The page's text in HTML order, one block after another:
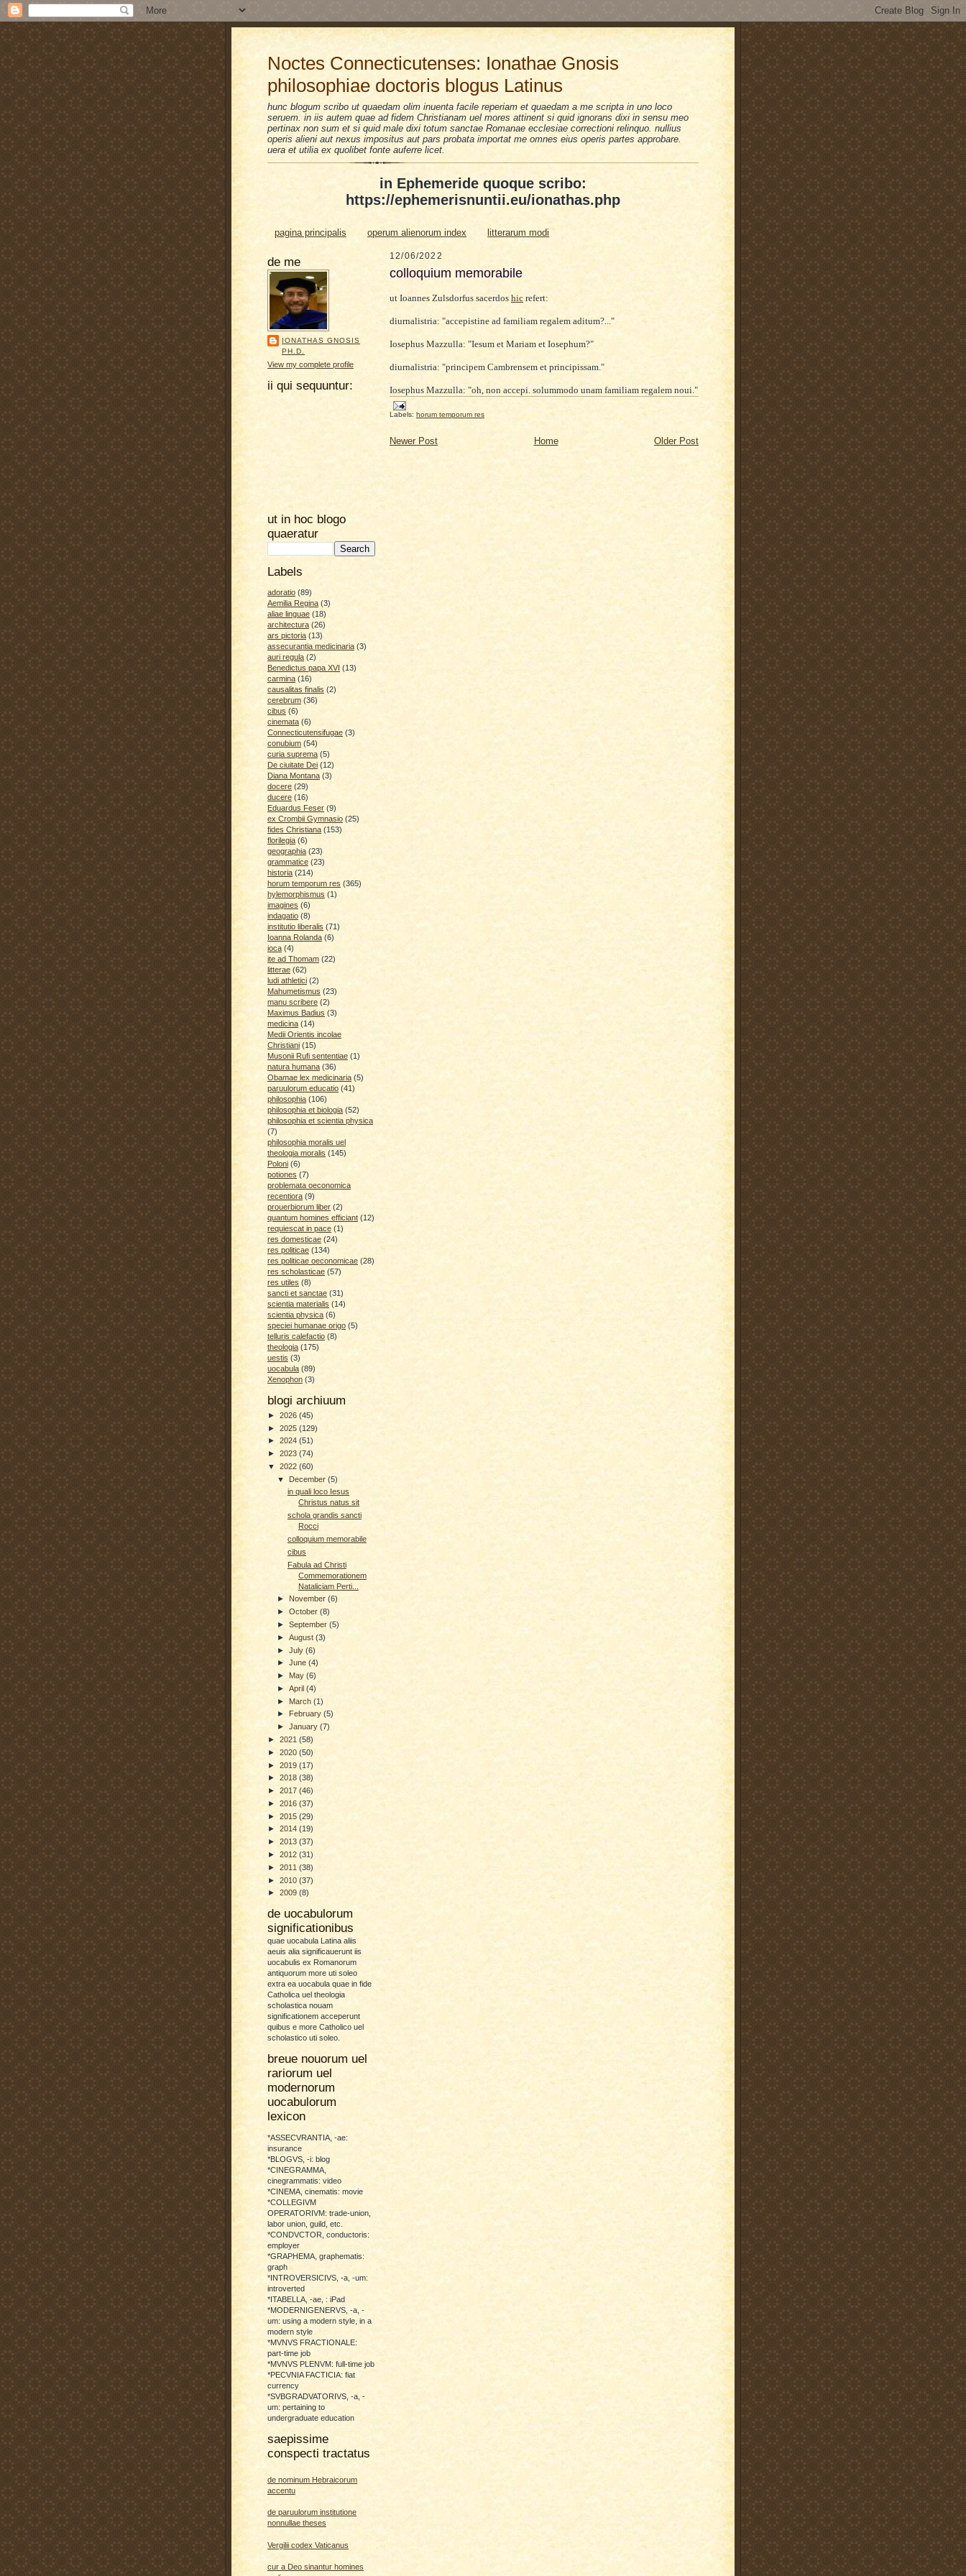
Noctes Connecticutenses: Ionathae Gnosis
philosophiae doctoris blogus Latinus
hunc blogum scribo ut quaedam olim inuenta facile reperiam et quaedam a me scripta in uno loco
seruem. in iis autem quae ad fidem Christianam uel mores attinent si quid ignorans dixi in sensu meo
pertinax non sum et si quid male dixi totum sanctae Romanae ecclesiae correctioni relinquo. nullius
operis alieni aut nexus impositus aut pars probata importat me omnes eius operis partes approbare.
uera et utilia ex quolibet fonte auferre licet.
in Ephemeride quoque scribo:
https://ephemerisnuntii.eu/ionathas.php
pagina principalis operum alienorum index litterarum modi
de me
IONATHAS GNOSIS
PH.D.
View my complete profile
ii qui sequuntur:
ut in hoc blogo
quaeratur
Labels
adoratio (89)
Aemilia Regina (3)
aliae linguae (18)
architectura (26)
ars pictoria (13)
assecurantia medicinaria (3)
auri regula (2)
Benedictus papa XVI (13)
carmina (16)
causalitas finalis (2)
cerebrum (36)
cibus (6)
cinemata (6)
Connecticutensifugae (3)
conubium (54)
curia suprema (5)
De ciuitate Dei (12)
Diana Montana (3)
docere (29)
ducere (16)
Eduardus Feser (9)
ex Crombii Gymnasio (25)
fides Christiana (153)
florilegia (6)
geographia (23)
grammatice (23)
historia (214)
horum temporum res (365)
hylemorphismus (1)
imagines (6)
indagatio (8)
institutio liberalis (71)
Ioanna Rolanda (6)
ioca (4)
ite ad Thomam (22)
litterae (62)
ludi athletici (2)
Mahumetismus (23)
manu scribere (2)
Maximus Badius (3)
medicina (14)
Medii Orientis incolae
Christiani (15)
Musonii Rufi sententiae (1)
natura humana (36)
Obamae lex medicinaria (5)
paruulorum educatio (41)
philosophia (106)
philosophia et biologia (52)
philosophia et scientia physica
(7)
philosophia moralis uel
theologia moralis (145)
Poloni (6)
potiones (7)
problemata oeconomica
recentiora (9)
prouerbiorum liber (2)
quantum homines efficiant (12)
requiescat in pace (1)
res domesticae (24)
res politicae (134)
res politicae oeconomicae (28)
res scholasticae (57)
res utiles (8)
sancti et sanctae (31)
scientia materialis (14)
scientia physica (6)
speciei humanae origo (5)
telluris calefactio (8)
theologia (175)
uestis (3)
uocabula (89)
Xenophon (3)
blogi archiuum
► 2026 (45)
► 2025 (129)
► 2024 (51)
► 2023 (74)
▼ 2022 (60)
▼ December(5)
in quali loco Iesus
Christus natus sit
schola grandis sancti
Rocci
colloquium memorabile
cibus
Fabula ad Christi
Commemorationem
Nataliciam Perti...
► November(6)
►October(8)
►September(5)
►August(3)
►July(6)
►June(4)
► May(6)
►April(4)
► March(1)
►
February(5)
►January(7)
► 2021 (58)
► 2020 (50)
► 2019 (17)
► 2018 (38)
► 2017 (46)
► 2016 (37)
► 2015 (29)
► 2014 (19)
► 2013 (37)
► 2012 (31)
► 2011 (38)
► 2010 (37)
► 2009 (8)
de uocabulorum
significationibus
quae uocabula Latina aliis
aeuis alia significauerunt iis
uocabulis ex Romanorum
antiquorum more uti soleo
extra ea uocabula quae in fide
Catholica uel theologia
scholastica nouam
significationem acceperunt
quibus e more Catholico uel
scholastico uti soleo.
breue nouorum uel
rariorum uel
modernorum
uocabulorum
lexicon
*ASSECVRANTIA, -ae:
insurance
*BLOGVS, -i: blog
*CINEGRAMMA,
cinegrammatis: video
*CINEMA, cinematis: movie
*COLLEGIVM
OPERATORIVM: trade-union,
labor union, guild, etc.
*CONDVCTOR, conductoris:
employer
*GRAPHEMA, graphematis:
graph
*INTROVERSICIVS, -a, -um:
introverted
*ITABELLA, -ae, : iPad
*MODERNIGENERVS, -a, -
um: using a modern style, in a
modern style
*MVNVS FRACTIONALE:
part-time job
*MVNVS PLENVM: full-time job
*PECVNIA FACTICIA: fiat
currency
*SVBGRADVATORIVS, -a, -
um: pertaining to
undergraduate education
saepissime
conspecti tractatus
de nominum Hebraicorum
accentu
de paruulorum institutione
nonnullae theses
Vergilii codex Vaticanus
cur a Deo sinantur homines
12/06/2022
colloquium memorabile
ut Ioannes Zulsdorfus sacerdos hic refert:
diurnalistria: "accepistine ad familiam regalem aditum?..."
Iosephus Mazzulla: "Iesum et Mariam et Iosephum?"
diurnalistria: "principem Cambrensem et principissam."
Iosephus Mazzulla: "oh, non accepi. solummodo unam familiam regalem noui."
Labels: horum temporum res
Newer Post Older Post
Home